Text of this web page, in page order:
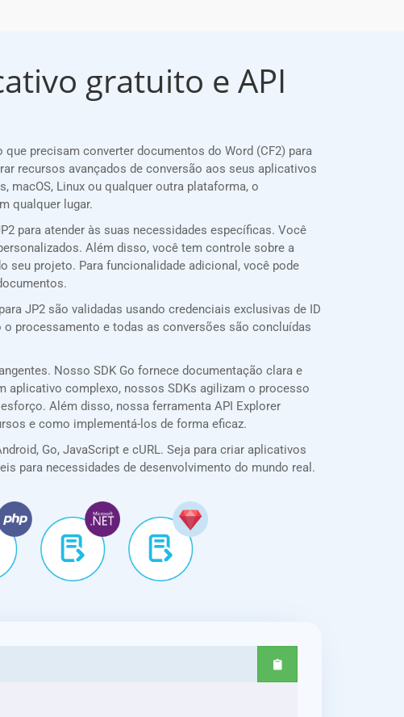
gratuito e API
precisam converter documentos do Word (CF2) para
recursos avançados de conversão aos seus aplicativos
macOS, Linux ou qualquer outra plataforma, o
qualquer lugar.
para atender às suas necessidades específicas. Você
Além disso, você tem controle sobre a
seu projeto. Para funcionalidade adicional, você pode
JP2 são validadas usando credenciais exclusivas de ID
processamento e todas as conversões são concluídas
Nosso SDK Go fornece documentação clara e
complexo, nossos SDKs agilizam o processo
Além disso, nossa ferramenta API Explorer
e como implementá-los de forma eficaz.
Go, JavaScript e cURL. Seja para criar aplicativos
para necessidades de desenvolvimento do mundo real.